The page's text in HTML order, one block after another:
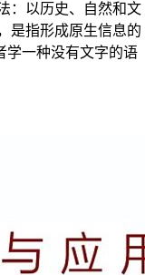
：以历史、自然和文
是指形成原生信息的
学一种没有文字的语